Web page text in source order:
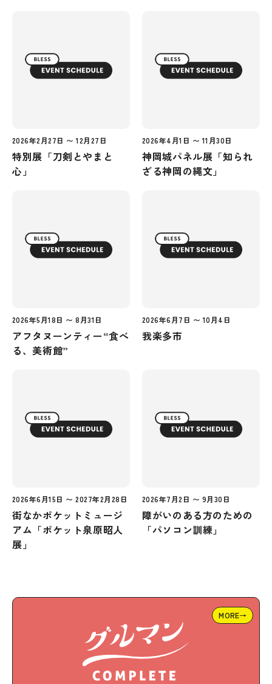
2026年2月27日 〜 12月27日
特別展「刀剣とやまと
心」
2026年4月1日 〜 11月30日
神岡城パネル展「知られ
ざる神岡の縄文」
2026年5月18日 〜 8月31日
アフタヌーンティー“食べ
る、美術館”
2026年6月7日 〜 10月4日
我楽多市
2026年6月15日 〜 2027年2月28日
街なかポケットミュージ
アム「ポケット泉原昭人
展」
2026年7月2日 〜 9月30日
障がいのある方のための
「パソコン訓練」
MORE→